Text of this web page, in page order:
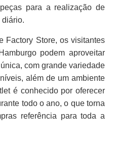
para a realização de
diário.
Factory Store, os visitantes
podem aproveitar
com grande variedade
além de um ambiente
é conhecido por oferecer
todo o ano, o que torna
referência para toda a